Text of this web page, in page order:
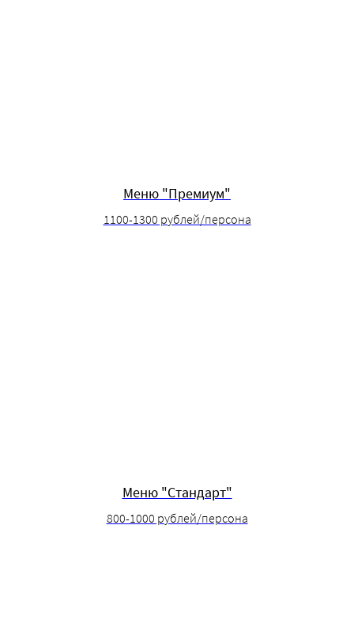
Меню "Премиум"
1100-1300 рублей/персона
Меню "Стандарт"
800-1000 рублей/персона